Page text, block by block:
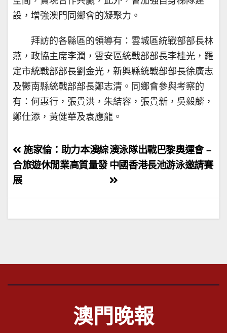
設，增強澳門同鄉會的凝聚力。
拜訪的各縣區的領導有：雲城區統戰部部長林
燕，政協主席李潤，雲安區統戰部部長李桂光，羅
定市統戰部部長劉金光，新興縣統戰部部長徐廣志
及鬱南縣統戰部部長鄭志清。同鄉會參與考察的
有：何惠行，張貴洪，朱結容，張貴新，吳毅麟，
鄭仕添，黃健華及袁應龍。
文
章
導
澳泳隊出戰巴黎奧運會 –
中國香港長池游泳邀請賽
施家倫：助力本澳綜
合旅遊休閒業高質量發
展
澳門晚報